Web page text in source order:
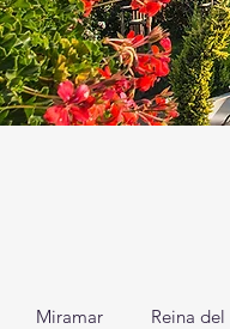
Miramar Reina